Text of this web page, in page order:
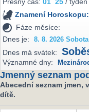
Přesný čas:01 25 /
Znamení Horoskopu:
Fáze měsíce:
Dnes je:
8. 8. 2026 Sobota
Dnes má svátek:
Významné dny:
Jmenný seznam
Abecední seznam jmen,
dítě.